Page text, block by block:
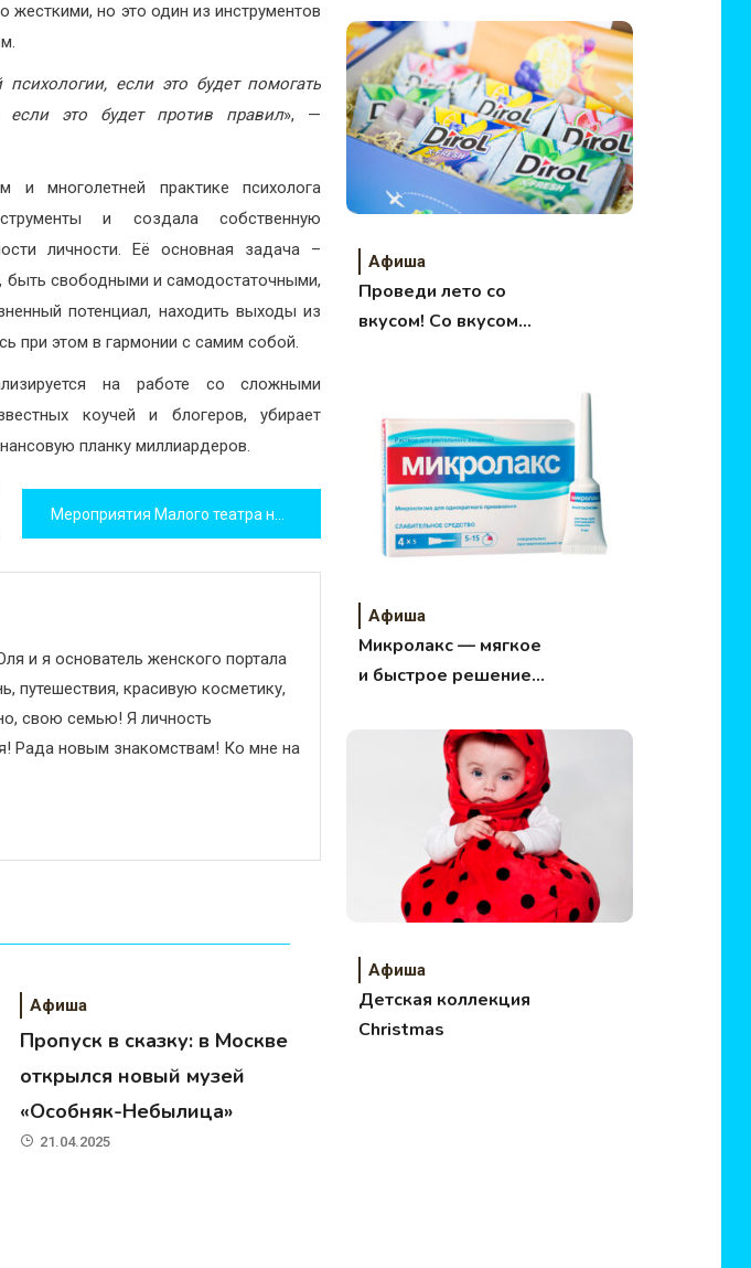
но это один из инструментов
если это будет помогать
это будет против правил», —
и многолетней практике психолога
и создала собственную
личности. Её основная задача –
быть свободными и самодостаточными,
потенциал, находить выходы из
при этом в гармонии с самим собой.
на работе со сложными
коучей и блогеров, убирает
планку миллиардеров.
Мероприятия Малого театра на апрель 2022
и я основатель женского портала
путешествия, красивую косметику,
свою семью! Я личность
Рада новым знакомствам! Ко мне на
Афиша
Пропуск в сказку: в Москве
открылся новый музей
«Особняк-Небылица»
21.04.2025
Афиша
Проведи лето со
вкусом! Со вкусом
Афиша
Микролакс — мягкое
и быстрое решение
проблемы
Афиша
Детская коллекция
Christmas